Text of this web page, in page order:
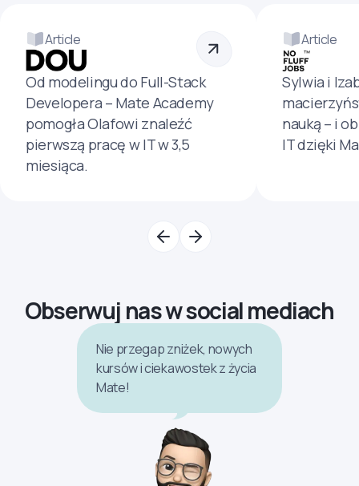
Article
Od modelingu do Full-Stack
Developera – Mate Academy
pomogła Olafowi znaleźć
pierwszą pracę w IT w 3,5
miesiąca.
Article
Sylwia i
nauką – i
IT dzięki
Obserwuj nas w social mediach
Nie przegap zniżek, nowych
kursów i ciekawostek z życia
Mate!